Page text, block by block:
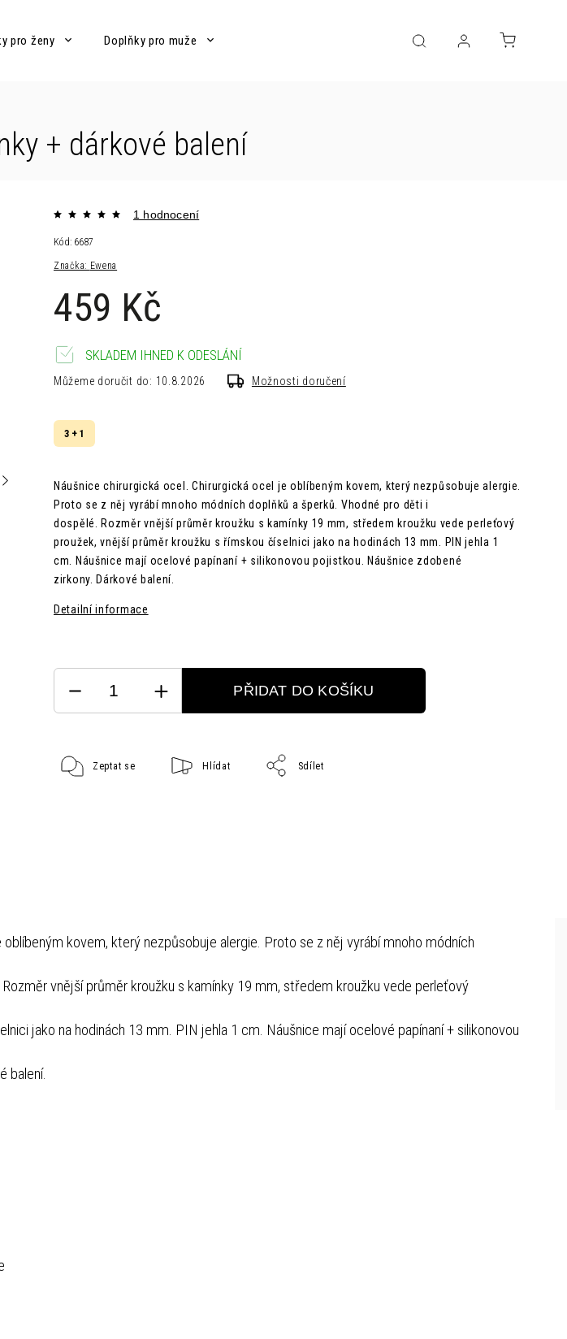
pro ženy Doplňky pro muže Výprodej Bižuterie
+ dárkové balení
Značka: Ewena
1 hodnocení
459 Kč
Kód: 6687
3 + 1
Náušnice chirurgická ocel. Chirurgická ocel je oblíbeným kovem, který nezpůsobuje alergie.
Proto se z něj vyrábí mnoho módních doplňků a šperků. Vhodné pro děti i
dospělé.
Rozměrvnější průměr kroužku s kamínky 19 mm, středem kroužku vede perleťový
proužek,vnější průměr kroužku s římskou číselnici jako na hodinách 13 mm.
PIN jehla 1
cm.
Náušnice mají ocelové papínaní + silikonovou pojistkou. Náušnice zdobené
zirkony. Dárkové balení.
Detailní informace
SKLADEM IHNED K ODESLÁNÍ
Můžeme doručit do: 10.8.2026 Možnosti doručení
PŘIDAT DO KOŠÍKU
Zeptat se Hlídat Sdílet
oblíbeným kovem, který nezpůsobuje alergie. Proto se z něj vyrábí mnoho módních
Rozměrvnější průměr kroužku s kamínky 19 mm, středem kroužku vede perleťový
jako na hodinách 13 mm. PIN jehla 1 cm. Náušnice mají ocelové papínaní + silikonovou
balení.